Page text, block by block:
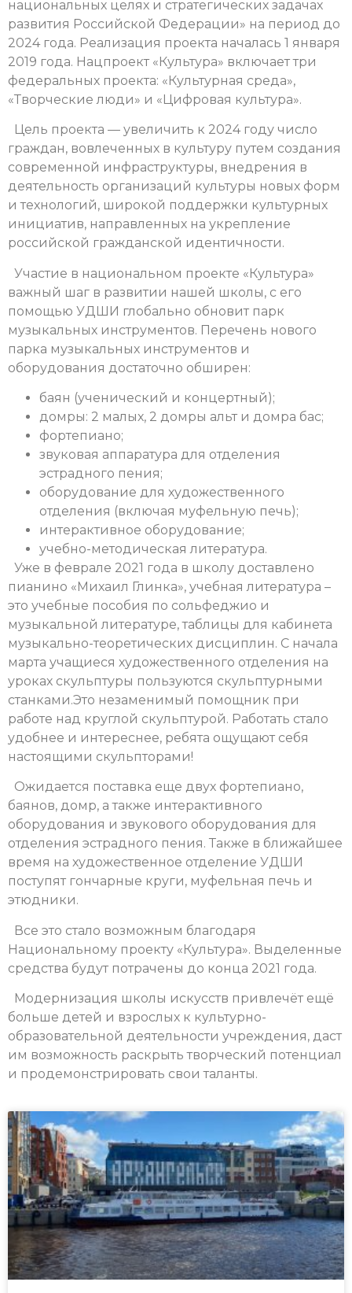
национальных целях и стратегических задачах
развития Российской Федерации» на период до
2024 года. Реализация проекта началась 1 января
2019 года. Нацпроект «Культура» включает три
федеральных проекта: «Культурная среда»,
«Творческие люди» и «Цифровая культура».
Цель проекта — увеличить к 2024 году число
граждан, вовлеченных в культуру путем создания
современной инфраструктуры, внедрения в
деятельность организаций культуры новых форм
и технологий, широкой поддержки культурных
инициатив, направленных на укрепление
российской гражданской идентичности.
Участие в национальном проекте «Культура»
важный шаг в развитии нашей школы, с его
помощью УДШИ глобально обновит парк
музыкальных инструментов. Перечень нового
парка музыкальных инструментов и
оборудования достаточно обширен:
баян (ученический и концертный);
домры: 2 малых, 2 домры альт и домра бас;
фортепиано;
звуковая аппаратура для отделения
эстрадного пения;
оборудование для художественного
отделения (включая муфельную печь);
интерактивное оборудование;
учебно-методическая литература.
Уже в феврале 2021 года в школу доставлено
пианино «Михаил Глинка», учебная литература –
это учебные пособия по сольфеджио и
музыкальной литературе, таблицы для кабинета
музыкально-теоретических дисциплин. С начала
марта учащиеся художественного отделения на
уроках скульптуры пользуются скульптурными
станками.Это незаменимый помощник при
работе над круглой скульптурой. Работать стало
удобнее и интереснее, ребята ощущают себя
настоящими скульпторами!
Ожидается поставка еще двух фортепиано,
баянов, домр, а также интерактивного
оборудования и звукового оборудования для
отделения эстрадного пения. Также в ближайшее
время на художественное отделение УДШИ
поступят гончарные круги, муфельная печь и
этюдники.
Все это стало возможным благодаря
Национальному проекту «Культура». Выделенные
средства будут потрачены до конца 2021 года.
Модернизация школы искусств привлечёт ещё
больше детей и взрослых к культурно-
образовательной деятельности учреждения, даст
им возможность раскрыть творческий потенциал
и продемонстрировать свои таланты.